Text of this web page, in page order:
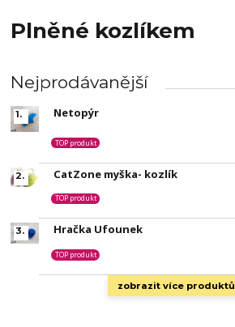
Plněné kozlíkem
Nejprodávanější
1. Netopýr
TOP produkt
2. CatZone myška- kozlík
TOP produkt
3. Hračka Ufounek
TOP produkt
zobrazit více produktů